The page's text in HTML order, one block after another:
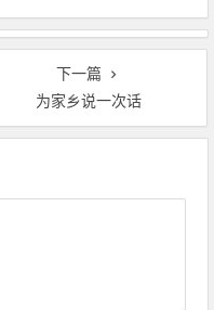
下一篇
为家乡说一次话